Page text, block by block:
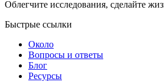
Облегчите исследования, сделайте
Быстрые ссылки
Около
Вопросы и ответы
Блог
Ресурсы